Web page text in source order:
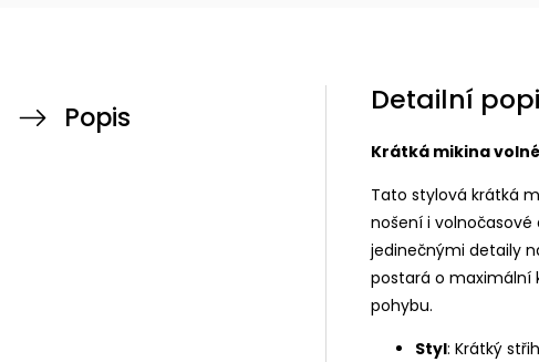
Popis Detailní
Krátká mikina
Tato stylová krátká
nošení i
jedinečnými detaily
postará o maximální
pohybu.
Styl: Krátký